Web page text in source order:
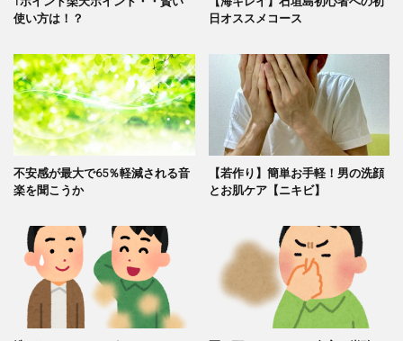
使い方は！？
日オススメコース
不安感が最大で65％軽減される音
楽を聞こうか
【若作り】簡単お手軽！男の洗顔
とお肌ケア【ニキビ】